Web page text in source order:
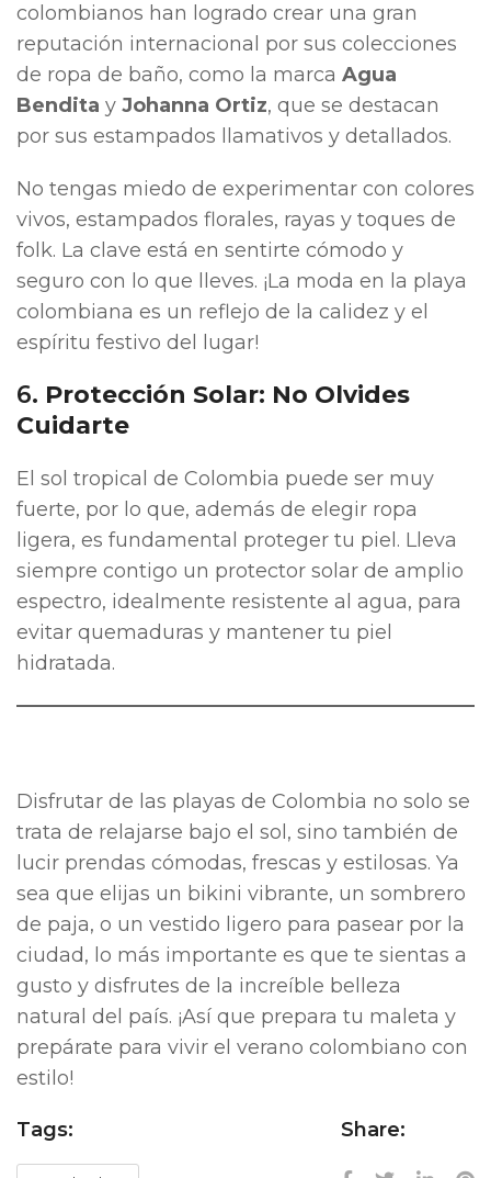
colombianos han logrado crear una gran
reputación internacional por sus colecciones
de ropa de baño, como la marca Agua
Bendita y Johanna Ortiz, que se destacan
por sus estampados llamativos y detallados.
No tengas miedo de experimentar con colores
vivos, estampados florales, rayas y toques de
folk. La clave está en sentirte cómodo y
seguro con lo que lleves. ¡La moda en la playa
colombiana es un reflejo de la calidez y el
espíritu festivo del lugar!
6. Protección Solar: No Olvides
Cuidarte
El sol tropical de Colombia puede ser muy
fuerte, por lo que, además de elegir ropa
ligera, es fundamental proteger tu piel. Lleva
siempre contigo un protector solar de amplio
espectro, idealmente resistente al agua, para
evitar quemaduras y mantener tu piel
hidratada.
Disfrutar de las playas de Colombia no solo se
trata de relajarse bajo el sol, sino también de
lucir prendas cómodas, frescas y estilosas. Ya
sea que elijas un bikini vibrante, un sombrero
de paja, o un vestido ligero para pasear por la
ciudad, lo más importante es que te sientas a
gusto y disfrutes de la increíble belleza
natural del país. ¡Así que prepara tu maleta y
prepárate para vivir el verano colombiano con
estilo!
Tags: Share: